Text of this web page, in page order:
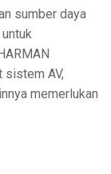
sumber daya
sistem AV,
memerlukan